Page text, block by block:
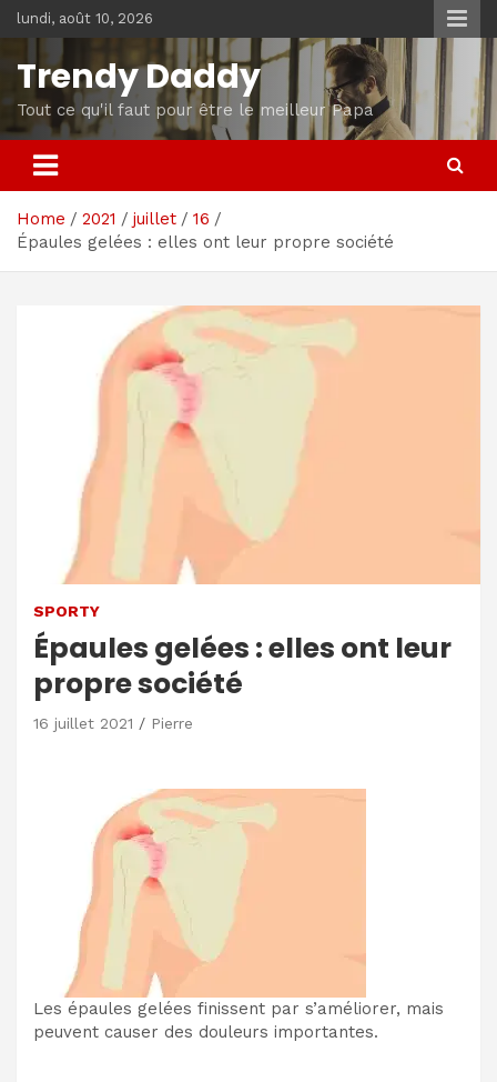
Skip
to
content
lundi, août 10, 2026
Trendy Daddy
Tout ce qu'il faut pour être le meilleur Papa
Home 2021 juillet
16
Épaules gelées : elles ont leur propre société
SPORTY
Épaules gelées : elles ont leur
propre société
16 juillet 2021 Pierre
Les épaules gelées finissent par s’améliorer, mais
peuvent causer des douleurs importantes.